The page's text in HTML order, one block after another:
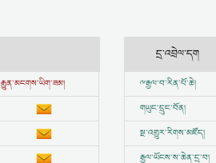
རྒྱུན་མངགས་ཡིག་ཟམ།
དྲ་འབྲེལ་དག
ྋརྒྱལ་བ་རིན་པོ་ཆེ།
གཡུང་དྲུང་བོན།
སྔ་འགྱུར་རིགས་མཛོད།
རྒྱལ་ཡོངས་ས་ཆེན་དྲ་བ།